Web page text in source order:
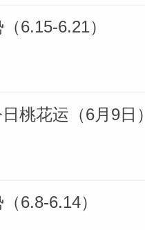
6.15-6.21）
桃花运（6月9日）
6.8-6.14）